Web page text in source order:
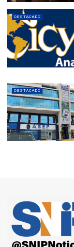
DESTACADO
DESTACADO